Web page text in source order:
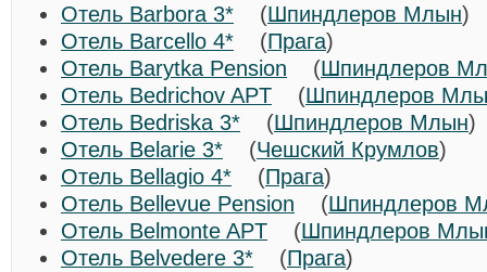
Отель Barbora 3* (Шпиндлеров Млын
Отель Barcello 4* (Прага)
Отель Barytka Pension (Шпиндлеров
Отель Bedrichov APT (Шпиндлеров
Отель Bedriska 3* (Шпиндлеров Млын
Отель Belarie 3* (Чешский Крумлов)
Отель Bellagio 4* (Прага)
Отель Bellevue Pension (Шпиндлеров
Отель Belmonte APT (Шпиндлеров
Отель Belvedere 3* (Прага)